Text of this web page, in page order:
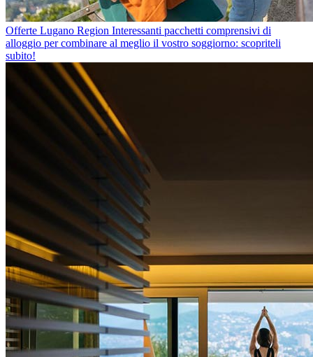
Offerte Lugano Region Interessanti pacchetti comprensivi di
alloggio per combinare al meglio il vostro soggiorno: scopriteli
subito!